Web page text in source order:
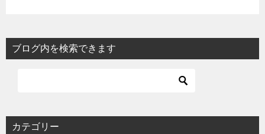
ブログ内を検索できます
カテゴリー